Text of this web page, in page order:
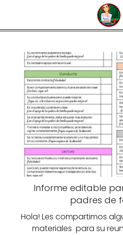
Informe editable
padres de
Hola! Les compartimos
materiales para su